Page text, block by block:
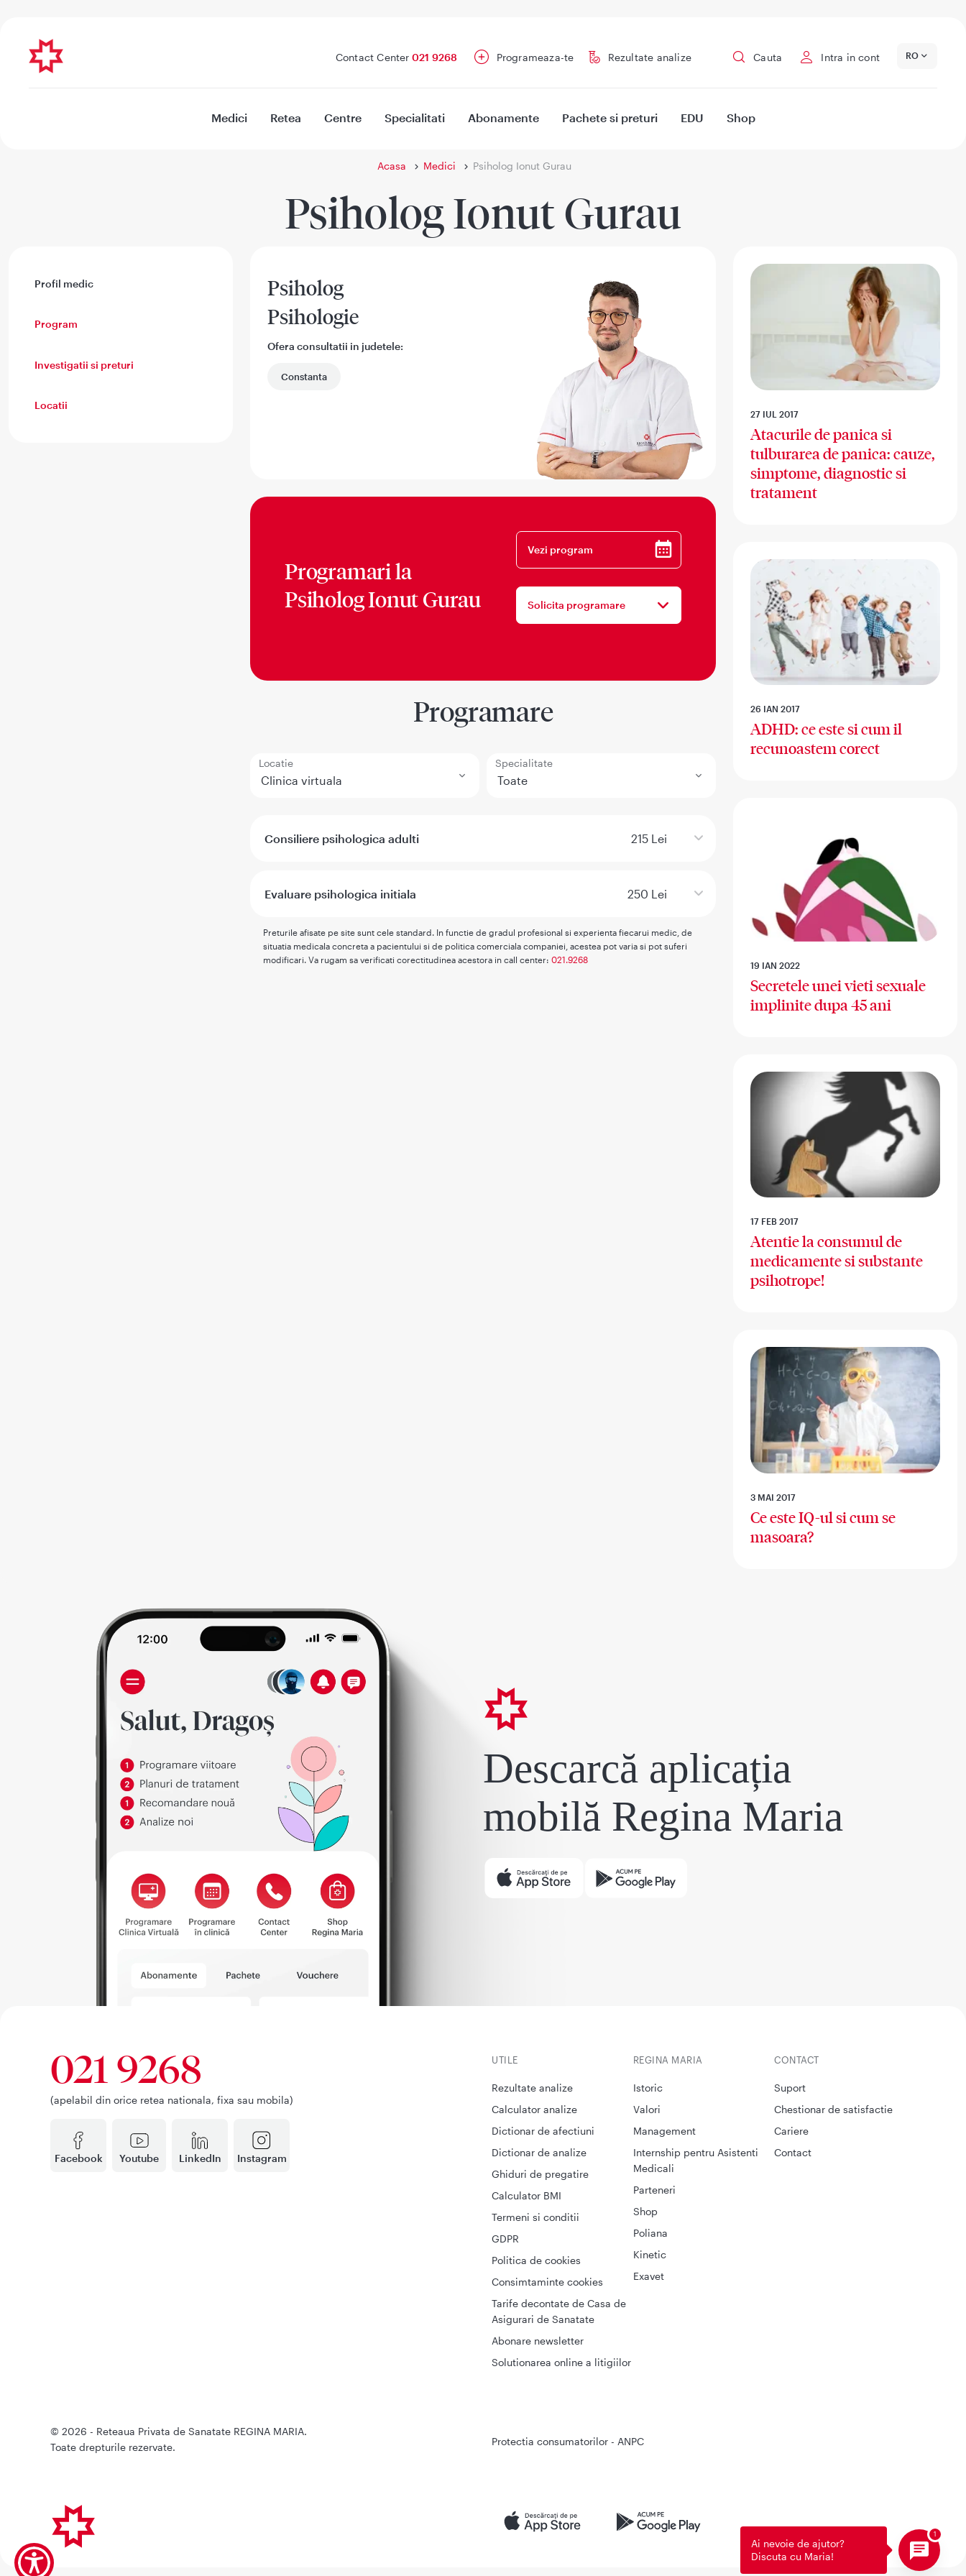
Contact Center 021 9268 Programeaza-te Rezultate analize Cauta Intra in cont RO
Medici Retea Centre Specialitati Abonamente Pachete si preturi EDU Shop
Acasa Medici Psiholog Ionut Gurau
Psiholog Ionut Gurau
Profil medic
Program
Investigatii si preturi
Locatii
Psiholog
Psihologie
Ofera consultatii in judetele:
Constanta
Programari la
Psiholog Ionut Gurau
Vezi program
Solicita programare
Programare
Locatie Specialitate
Consiliere psihologica adulti 215 Lei
Evaluare psihologica initiala 250 Lei
Preturile afisate pe site sunt cele standard. In functie de gradul profesional si experienta fiecarui medic, de
situatia medicala concreta a pacientului si de politica comerciala companiei, acestea pot varia si pot suferi
modificari. Va rugam sa verificati corectitudinea acestora in call center: 021.9268
27 IUL 2017
Atacurile de panica si
tulburarea de panica: cauze,
simptome, diagnostic si
tratament
26 IAN 2017
ADHD: ce este si cum il
recunoastem corect
19 IAN 2022
Secretele unei vieti sexuale
implinite dupa 45 ani
17 FEB 2017
Atentie la consumul de
medicamente si substante
psihotrope!
3 MAI 2017
Ce este IQ-ul si cum se
masoara?
Descarcă aplicația
mobilă Regina Maria
Facebook Youtube LinkedIn Instagram
021 9268
(apelabil din orice retea nationala, fixa sau mobila)
UTILE
Rezultate analize
Calculator analize
Dictionar de afectiuni
Dictionar de analize
Ghiduri de pregatire
Calculator BMI
Termeni si conditii
GDPR
Politica de cookies
Consimtaminte cookies
Tarife decontate de Casa de
Asigurari de Sanatate
Abonare newsletter
Solutionarea online a litigiilor
CONTACT
Suport
Chestionar de satisfactie
Cariere
Contact
REGINA MARIA
Istoric
Valori
Management
Internship pentru Asistenti
Medicali
Parteneri
Shop
Poliana
Kinetic
Exavet
Protectia consumatorilor - ANPC
© 2026 - Reteaua Privata de Sanatate REGINA MARIA.
Toate drepturile rezervate.
Ai nevoie de ajutor?
Discuta cu Maria!